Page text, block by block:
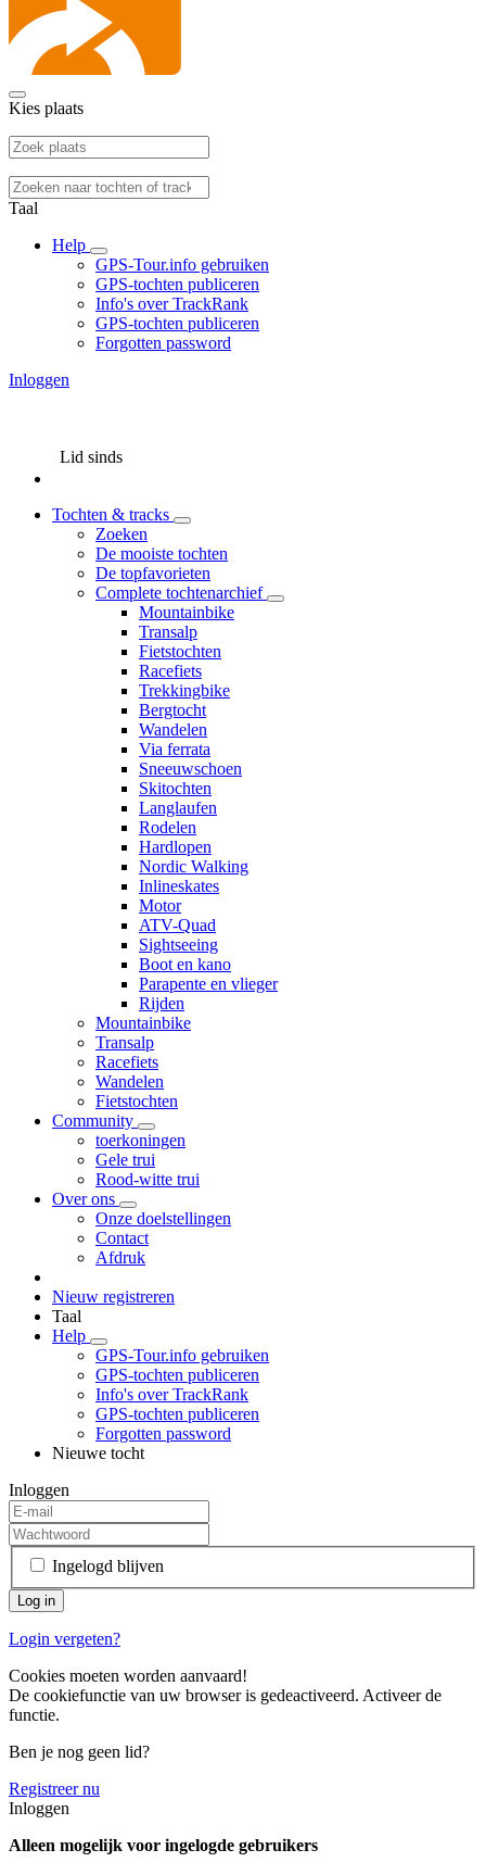
Kies plaats
Taal
Help
GPS-Tour.info gebruiken
GPS-tochten publiceren
Info's over TrackRank
GPS-tochten publiceren
Forgotten password
Inloggen
Lid sinds
Tochten & tracks
Zoeken
De mooiste tochten
De topfavorieten
Complete tochtenarchief
Mountainbike
Transalp
Fietstochten
Racefiets
Trekkingbike
Bergtocht
Wandelen
Via ferrata
Sneeuwschoen
Skitochten
Langlaufen
Rodelen
Hardlopen
Nordic Walking
Inlineskates
Motor
ATV-Quad
Sightseeing
Boot en kano
Parapente en vlieger
Rijden
Mountainbike
Transalp
Racefiets
Wandelen
Fietstochten
Community
toerkoningen
Gele trui
Rood-witte trui
Over ons
Onze doelstellingen
Contact
Afdruk
Nieuw registreren
Taal
Help
GPS-Tour.info gebruiken
GPS-tochten publiceren
Info's over TrackRank
GPS-tochten publiceren
Forgotten password
Nieuwe tocht
Inloggen
Ingelogd blijven
Login vergeten?
Cookies moeten worden aanvaard!
De cookiefunctie van uw browser is gedeactiveerd. Activeer de
functie.
Ben je nog geen lid?
Registreer nu
Inloggen
Alleen mogelijk voor ingelogde gebruikers